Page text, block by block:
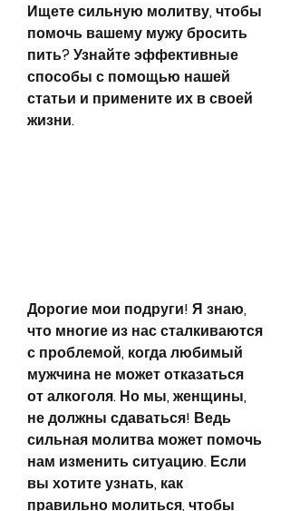
Ищете сильную молитву, чтобы
помочь вашему мужу бросить
пить? Узнайте эффективные
способы с помощью нашей
статьи и примените их в своей
жизни.
Дорогие мои подруги! Я знаю,
что многие из нас сталкиваются
с проблемой, когда любимый
мужчина не может отказаться
от алкоголя. Но мы, женщины,
не должны сдаваться! Ведь
сильная молитва может помочь
нам изменить ситуацию. Если
вы хотите узнать, как
правильно молиться, чтобы